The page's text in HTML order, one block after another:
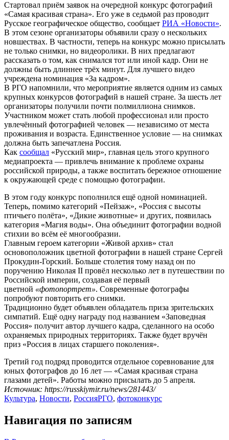
Стартовал приём заявок на очередной конкурс фотографий
«Самая красивая страна». Его уже в седьмой раз проводит
Русское географическое общество, сообщает РИА «Новости».
В этом сезоне организаторы объявили сразу о нескольких
новшествах. В частности, теперь на конкурс можно присылать
не только снимки, но видеоролики. В них предлагают
рассказать о том, как снимался тот или иной кадр. Они не
должны быть длиннее трёх минут. Для лучшего видео
учреждена номинация «За кадром».
В РГО напомнили, что мероприятие является одним из самых
крупных конкурсов фотографий в нашей стране. За шесть лет
организаторы получили почти полмиллиона снимков.
Участником может стать любой профессионал или просто
увлечённый фотографией человек — независимо от места
проживания и возраста. Единственное условие — на снимках
должна быть запечатлена Россия.
Как сообщал «Русский мир», главная цель этого крупного
медиапроекта — привлечь внимание к проблеме охраны
российской природы, а также воспитать бережное отношение
к окружающей среде с помощью фотографии.
В этом году конкурс пополнился ещё одной номинацией.
Теперь, помимо категорий «Пейзаж», «Россия с высоты
птичьего полёта», «Дикие животные» и других, появилась
категория «Магия воды». Она объединит фотографии водной
стихии во всём её многообразии.
Главным героем категории «Живой архив» стал
основоположник цветной фотографии в нашей стране Сергей
Прокудин-Горский. Больше столетия тому назад он по
поручению Николая II провёл несколько лет в путешествии по
Российской империи, создавая её первый
цветной «фотопортрет». Современные фотографы
попробуют повторить его снимки.
Традиционно будет объявлен обладатель приза зрительских
симпатий. Ещё одну награду под названием «Заповедная
Россия» получит автор лучшего кадра, сделанного на особо
охраняемых природных территориях. Также будет вручён
приз «Россия в лицах старшего поколения».
Третий год подряд проводится отдельное соревнование для
юных фотографов до 16 лет — «Самая красивая страна
глазами детей». Работы можно присылать до 5 апреля.
Источник: https://russkiymir.ru/news/281443/
Культура, Новости, РоссияРГО, фотоконкурс
Навигация по записям